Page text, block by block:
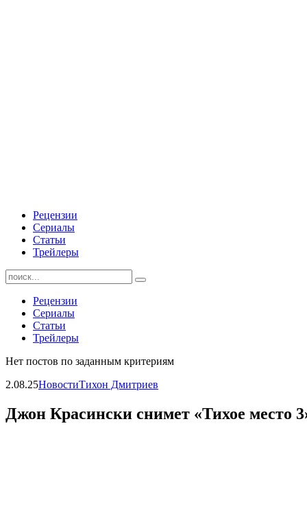
Рецензии
Сериалы
Статьи
Трейлеры
Найти:
Рецензии
Сериалы
Статьи
Трейлеры
Нет постов по заданным критериям
2.08.25НовостиТихон Дмитриев
Джон Красински снимет «Тихое место